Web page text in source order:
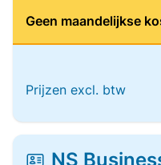
Geen maandelijkse
Prijzen excl. btw
NS